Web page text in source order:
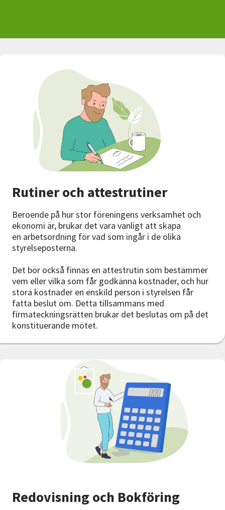
Rutiner och attestrutiner
Beroende på hur stor föreningens verksamhet och
ekonomi är, brukar det vara vanligt att skapa
en arbetsordning för vad som ingår i de olika
styrelseposterna.
Det bör också finnas en attestrutin som bestämmer
vem eller vilka som får godkänna kostnader, och hur
stora kostnader en enskild person i styrelsen får
fatta beslut om. Detta tillsammans med
firmateckningsrätten brukar det beslutas om på det
konstituerande mötet.
Redovisning och Bokföring